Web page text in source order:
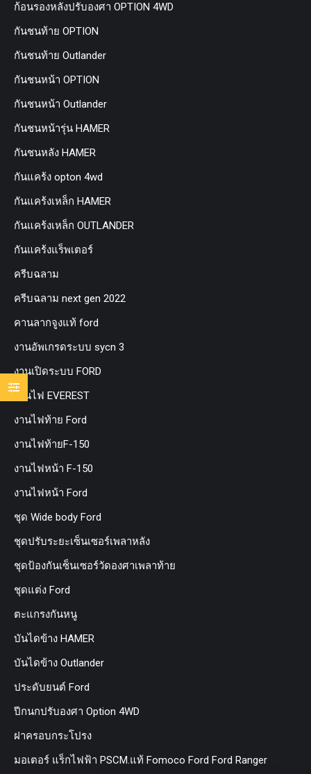
ก้อนรองหลังปรับองศา OPTION 4WD
กันชนท้าย OPTION
กันชนท้าย Outlander
กันชนหน้า OPTION
กันชนหน้า Outlander
กันชนหน้ารุ่น HAMER
กันชนหลัง HAMER
กันแคร้ง opton 4wd
กันแคร้งเหล็ก HAMER
กันแคร้งเหล็ก OUTLANDER
กันแคร้งแร็พเตอร์
ครีบฉลาม
ครีบฉลาม next gen 2022
คานลากจูงแท้ ford
งานอัพเกรดระบบ sycn 3
งานเปิดระบบ FORD
งานไฟ EVEREST
งานไฟท้าย Ford
งานไฟท้ายF-150
งานไฟหน้า F-150
งานไฟหน้า Ford
ชุด Wide body Ford
ชุดปรับระยะเซ็นเซอร์เพลาหลัง
ชุดป้องกันเซ็นเซอร์วัดองศาเพลาท้าย
ชุดแต่ง Ford
ตะแกรงกันหนู
บันไดข้าง HAMER
บันไดข้าง Outlander
ประดับยนต์ Ford
ปีกนกปรับองศา Option 4WD
ฝาครอบกระโปรง
มอเตอร์ แร็กไฟฟ้า PSCM.แท้ Fomoco Ford Ford Ranger